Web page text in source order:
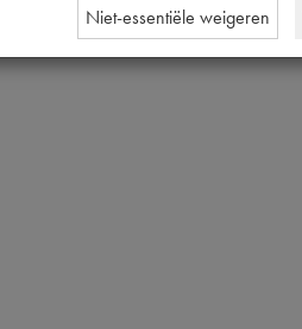
Niet-essentiële weigeren